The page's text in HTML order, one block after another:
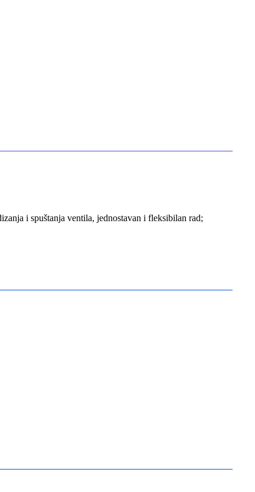
i spuštanja ventila, jednostavan i fleksibilan rad;